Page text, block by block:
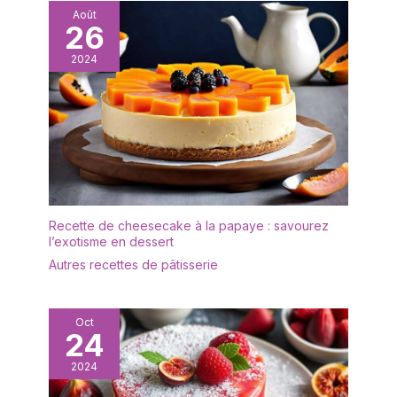
événements.
finement épicés. Deux
tailles pratiques :
l'assiette de
présentation est
disponible en deux tailles
différentes – 17,5 cm et
30 cm – Idéal pour les
petites bouchées et les
desserts ainsi que pour
les grands plats
principaux ou les buffets.
Août
26
2024
Recette de cheesecake à la papaye : savourez
l’exotisme en dessert
Autres recettes de pâtisserie
Oct
24
2024